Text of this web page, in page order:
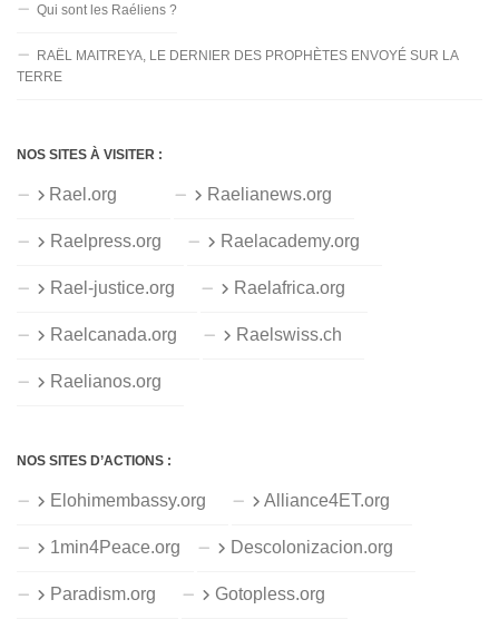
Qui sont les Raéliens ?
RAËL MAITREYA, LE DERNIER DES PROPHÈTES ENVOYÉ SUR LA
TERRE
NOS SITES À VISITER :
Rael.org Raelianews.org
Raelpress.org Raelacademy.org
Rael-justice.org Raelafrica.org
Raelcanada.org Raelswiss.ch
Raelianos.org
NOS SITES D’ACTIONS :
Elohimembassy.org Alliance4ET.org
1min4Peace.org Descolonizacion.org
Paradism.org Gotopless.org